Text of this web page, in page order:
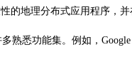
的地理分布式应用程序，
熟悉功能集。例如，